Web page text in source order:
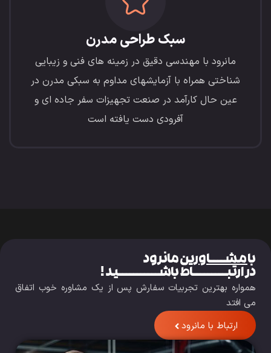
سبک طراحی مدرن
مانرود با مهندسی دقیق در زمینه های فنی و زیبایی
شناختی همراه با آزمایشهای مداوم به سبکی مدرن در
عین حال کارآمد در صنعت تجهیزات سفر جاده ای و
آفرودی دست یافته است
بامشــــاورینمانرود
در ارتبـــــــــاط باشـــــــــــید !
همواره بهترین تجربیات سفارش پس از یک مشاوره خوب اتفاق
می افتد
ارتباط با مانرود